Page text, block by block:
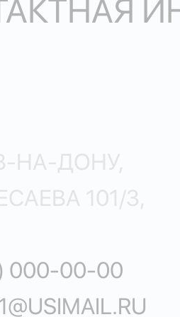
НА-ДОНУ,
101/3,
000-00-00